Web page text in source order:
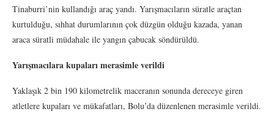
Tinaburri’nin kullandığı araç yandı. Yarışmacıların süratle araçtan
kurtulduğu, sıhhat durumlarının çok düzgün olduğu kazada, yanan
araca süratli müdahale ile yangın çabucak söndürüldü.
Yarışmacılara kupaları merasimle verildi
Yaklaşık 2 bin 190 kilometrelik maceranın sonunda dereceye giren
atletlere kupaları ve mükafatları, Bolu’da düzenlenen merasimle verildi.